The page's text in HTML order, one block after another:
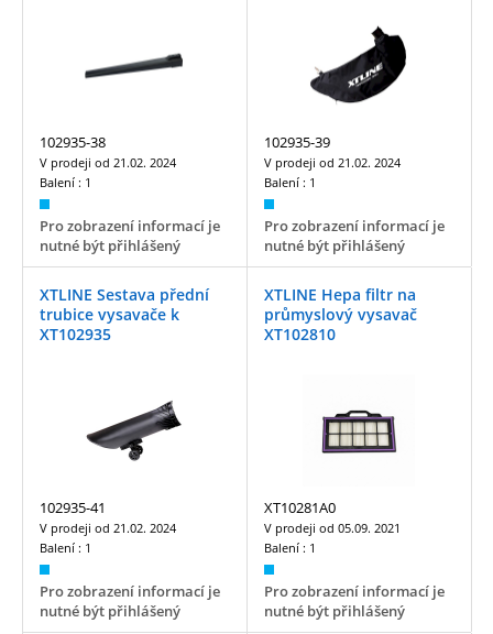
102935-38
V prodeji od 21.02. 2024
Balení : 1
Pro zobrazení informací je
nutné být přihlášený
102935-39
V prodeji od 21.02. 2024
Balení : 1
Pro zobrazení informací je
nutné být přihlášený
XTLINE Sestava přední
trubice vysavače k
XT102935
102935-41
V prodeji od 21.02. 2024
Balení : 1
Pro zobrazení informací je
nutné být přihlášený
XTLINE Hepa filtr na
průmyslový vysavač
XT102810
XT10281A0
V prodeji od 05.09. 2021
Balení : 1
Pro zobrazení informací je
nutné být přihlášený